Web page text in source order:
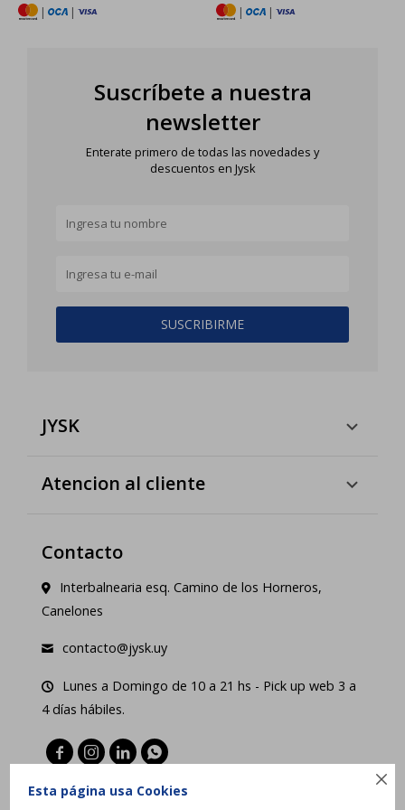

Esta página usa Cookies
|
|
|
|
Suscríbete a nuestra
newsletter
Enterate primero de todas las novedades y
descuentos en Jysk
SUSCRIBIRME
JYSK
Atencion al cliente
Contacto
Interbalnearia esq. Camino de los Horneros,
Canelones
contacto@jysk.uy
Lunes a Domingo de 10 a 21 hs - Pick up web 3 a
4 días hábiles.
   